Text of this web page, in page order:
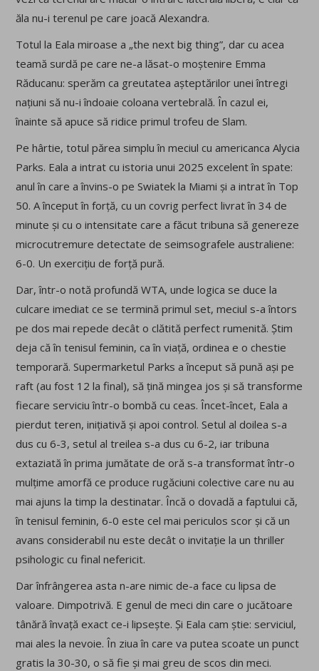
ăla nu-i terenul pe care joacă Alexandra.
Totul la Eala miroase a „the next big thing”, dar cu acea
teamă surdă pe care ne-a lăsat-o moștenire Emma
Răducanu: sperăm ca greutatea așteptărilor unei întregi
națiuni să nu-i îndoaie coloana vertebrală. În cazul ei,
înainte să apuce să ridice primul trofeu de Slam.
Pe hârtie, totul părea simplu în meciul cu americanca Alycia
Parks. Eala a intrat cu istoria unui 2025 excelent în spate:
anul în care a învins-o pe Swiatek la Miami și a intrat în Top
50. A început în forță, cu un covrig perfect livrat în 34 de
minute și cu o intensitate care a făcut tribuna să genereze
microcutremure detectate de seimsografele australiene:
6-0. Un exercițiu de forță pură.
Dar, într-o notă profundă WTA, unde logica se duce la
culcare imediat ce se termină primul set, meciul s-a întors
pe dos mai repede decât o clătită perfect rumenită. Știm
deja că în tenisul feminin, ca în viață, ordinea e o chestie
temporară. Supermarketul Parks a început să pună ași pe
raft (au fost 12 la final), să țină mingea jos și să transforme
fiecare serviciu într-o bombă cu ceas. Încet-încet, Eala a
pierdut teren, inițiativă și apoi control. Setul al doilea s-a
dus cu 6-3, setul al treilea s-a dus cu 6-2, iar tribuna
extaziată în prima jumătate de oră s-a transformat într-o
mulțime amorfă ce produce rugăciuni colective care nu au
mai ajuns la timp la destinatar. Încă o dovadă a faptului că,
în tenisul feminin, 6-0 este cel mai periculos scor și că un
avans considerabil nu este decât o invitație la un thriller
psihologic cu final nefericit.
Dar înfrângerea asta n-are nimic de-a face cu lipsa de
valoare. Dimpotrivă. E genul de meci din care o jucătoare
tânără învață exact ce-i lipsește. Și Eala cam știe: serviciul,
mai ales la nevoie. În ziua în care va putea scoate un punct
gratis la 30-30, o să fie și mai greu de scos din meci.